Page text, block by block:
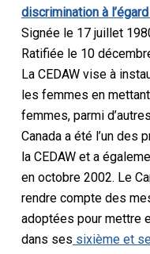
discrimination à
Signée le 17 juillet
Ratifiée le 10
La CEDAW vise à
les femmes en
femmes, parmi
Canada a été l’un des
la CEDAW et a
en octobre 2002. Le
rendre compte des
adoptées pour mettre
dans ses sixième et